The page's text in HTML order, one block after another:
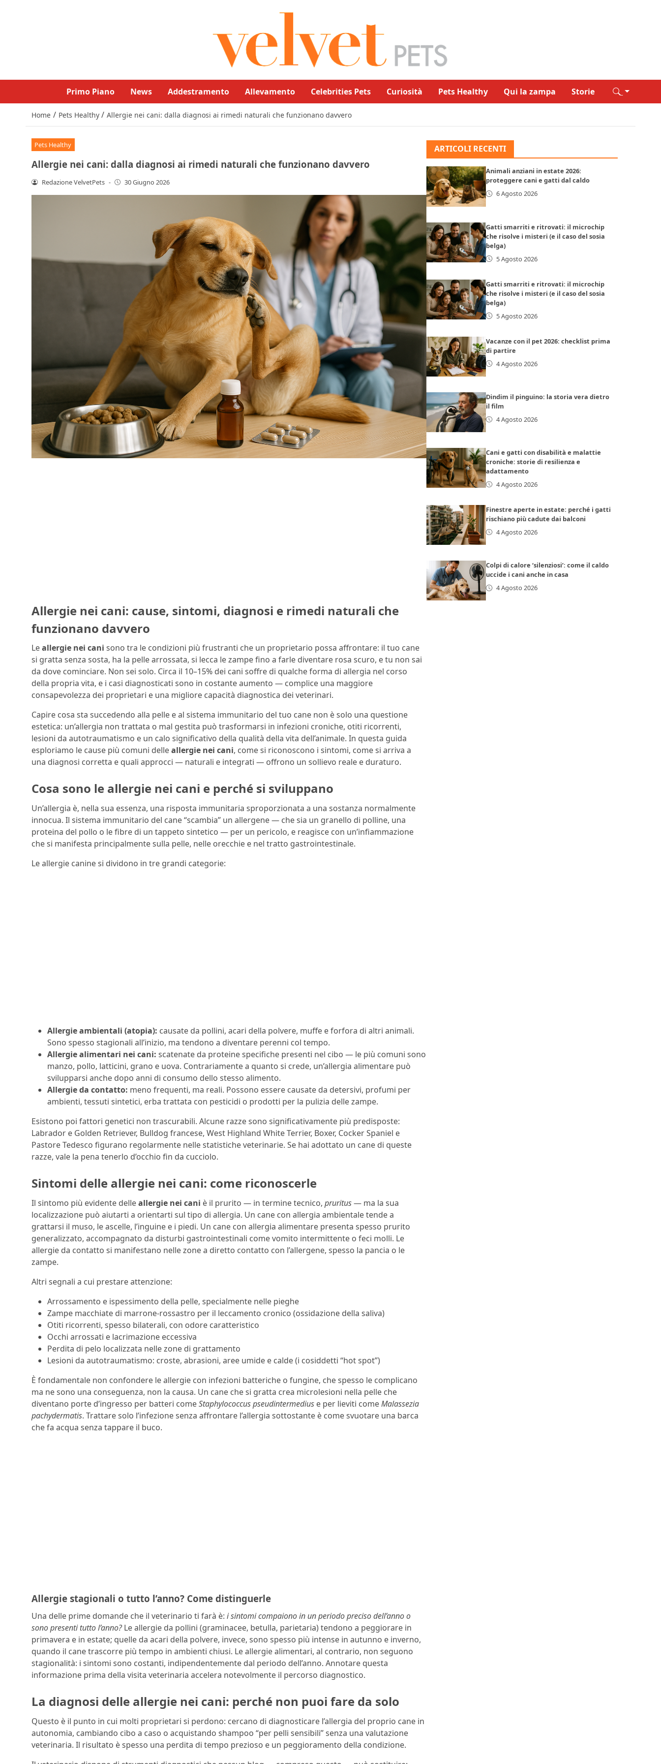
Primo Piano News Addestramento Allevamento Celebrities Pets Curiosità Pets Healthy Qui la zampa Storie
Home / Pets Healthy / Allergie nei cani: dalla diagnosi ai rimedi naturali che funzionano davvero
Pets Healthy
Allergie nei cani: dalla diagnosi ai rimedi naturali che funzionano davvero
Redazione VelvetPets - 30 Giugno 2026
Allergie nei cani: cause, sintomi, diagnosi e rimedi naturali che
funzionano davvero
Leallergie nei cani sono tra le condizioni più frustranti che un proprietario possa affrontare: il tuo cane
si gratta senza sosta, ha la pelle arrossata, si lecca le zampe fino a farle diventare rosa scuro, e tu non sai
da dove cominciare. Non sei solo. Circa il 10–15% dei cani soffre di qualche forma di allergia nel corso
della propria vita, e i casi diagnosticati sono in costante aumento — complice una maggiore
consapevolezza dei proprietari e una migliore capacità diagnostica dei veterinari.
Capire cosa sta succedendo alla pelle e al sistema immunitario del tuo cane non è solo una questione
estetica: un’allergia non trattata o mal gestita può trasformarsi in infezioni croniche, otiti ricorrenti,
lesioni da autotraumatismo e un calo significativo della qualità della vita dell’animale. In questa guida
esploriamo le cause più comuni delleallergie nei cani, come si riconoscono i sintomi, come si arriva a
una diagnosi corretta e quali approcci — naturali e integrati — offrono un sollievo reale e duraturo.
Cosa sono le allergie nei cani e perché si sviluppano
Un’allergia è, nella sua essenza, una risposta immunitaria sproporzionata a una sostanza normalmente
innocua. Il sistema immunitario del cane “scambia” un allergene — che sia un granello di polline, una
proteina del pollo o le fibre di un tappeto sintetico — per un pericolo, e reagisce con un’infiammazione
che si manifesta principalmente sulla pelle, nelle orecchie e nel tratto gastrointestinale.
Le allergie canine si dividono in tre grandi categorie:
Allergie ambientali (atopia): causate da pollini, acari della polvere, muffe e forfora di altri animali.
Sono spesso stagionali all’inizio, ma tendono a diventare perenni col tempo.
Allergie alimentari nei cani: scatenate da proteine specifiche presenti nel cibo — le più comuni sono
manzo, pollo, latticini, grano e uova. Contrariamente a quanto si crede, un’allergia alimentare può
svilupparsi anche dopo anni di consumo dello stesso alimento.
Allergie da contatto: meno frequenti, ma reali. Possono essere causate da detersivi, profumi per
ambienti, tessuti sintetici, erba trattata con pesticidi o prodotti per la pulizia delle zampe.
Esistono poi fattori genetici non trascurabili. Alcune razze sono significativamente più predisposte:
Labrador e Golden Retriever, Bulldog francese, West Highland White Terrier, Boxer, Cocker Spaniel e
Pastore Tedesco figurano regolarmente nelle statistiche veterinarie. Se hai adottato un cane di queste
razze, vale la pena tenerlo d’occhio fin da cucciolo.
Sintomi delle allergie nei cani: come riconoscerle
Il sintomo più evidente delleallergie nei cani è il prurito — in termine tecnico, pruritus— ma la sua
localizzazione può aiutarti a orientarti sul tipo di allergia. Un cane con allergia ambientale tende a
grattarsi il muso, le ascelle, l’inguine e i piedi. Un cane con allergia alimentare presenta spesso prurito
generalizzato, accompagnato da disturbi gastrointestinali come vomito intermittente o feci molli. Le
allergie da contatto si manifestano nelle zone a diretto contatto con l’allergene, spesso la pancia o le
zampe.
Altri segnali a cui prestare attenzione:
Arrossamento e ispessimento della pelle, specialmente nelle pieghe
Zampe macchiate di marrone-rossastro per il leccamento cronico (ossidazione della saliva)
Otiti ricorrenti, spesso bilaterali, con odore caratteristico
Occhi arrossati e lacrimazione eccessiva
Perdita di pelo localizzata nelle zone di grattamento
Lesioni da autotraumatismo: croste, abrasioni, aree umide e calde (i cosiddetti “hot spot”)
È fondamentale non confondere le allergie con infezioni batteriche o fungine, che spesso le complicano
ma ne sono una conseguenza, non la causa. Un cane che si gratta crea microlesioni nella pelle che
diventano porte d’ingresso per batteri comeStaphylococcus pseudintermedius e per lieviti comeMalassezia
pachydermatis. Trattare solo l’infezione senza affrontare l’allergia sottostante è come svuotare una barca
che fa acqua senza tappare il buco.
Allergie stagionali o tutto l’anno? Come distinguerle
Una delle prime domande che il veterinario ti farà è: i sintomi compaiono in un periodo preciso dell’anno o
sono presenti tutto l’anno?Le allergie da pollini (graminacee, betulla, parietaria) tendono a peggiorare in
primavera e in estate; quelle da acari della polvere, invece, sono spesso più intense in autunno e inverno,
quando il cane trascorre più tempo in ambienti chiusi. Le allergie alimentari, al contrario, non seguono
stagionalità: i sintomi sono costanti, indipendentemente dal periodo dell’anno. Annotare questa
informazione prima della visita veterinaria accelera notevolmente il percorso diagnostico.
La diagnosi delle allergie nei cani: perché non puoi fare da solo
Questo è il punto in cui molti proprietari si perdono: cercano di diagnosticare l’allergia del proprio cane in
autonomia, cambiando cibo a caso o acquistando shampoo “per pelli sensibili” senza una valutazione
veterinaria. Il risultato è spesso una perdita di tempo prezioso e un peggioramento della condizione.
ARTICOLI RECENTI
Animali anziani in estate 2026:
proteggere cani e gatti dal caldo
6 Agosto 2026
Gatti smarriti e ritrovati: il microchip
che risolve i misteri (e il caso del sosia
belga)
5 Agosto 2026
Gatti smarriti e ritrovati: il microchip
che risolve i misteri (e il caso del sosia
belga)
5 Agosto 2026
Vacanze con il pet 2026: checklist prima
di partire
4 Agosto 2026
Dindim il pinguino: la storia vera dietro
il film
4 Agosto 2026
Cani e gatti con disabilità e malattie
croniche: storie di resilienza e
adattamento
4 Agosto 2026
Finestre aperte in estate: perché i gatti
rischiano più cadute dai balconi
4 Agosto 2026
Colpi di calore ‘silenziosi’: come il caldo
uccide i cani anche in casa
4 Agosto 2026